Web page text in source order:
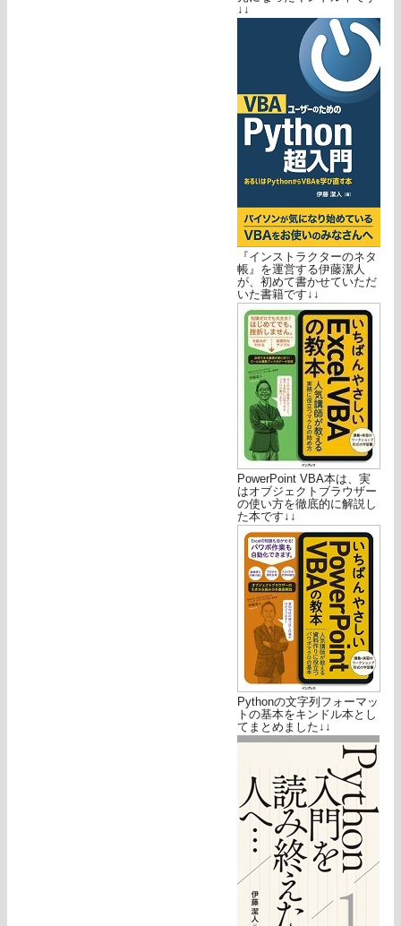
↓↓
『インストラクターのネタ
帳』を運営する伊藤潔人
が、初めて書かせていただ
いた書籍です↓↓
PowerPoint VBA本は、実
はオブジェクトブラウザー
の使い方を徹底的に解説し
た本です↓↓
Pythonの文字列フォーマッ
トの基本をキンドル本とし
てまとめました↓↓